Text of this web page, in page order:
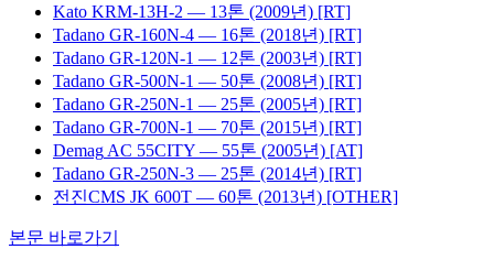
Kato KRM-13H-2 — 13톤 (2009년) [RT]
Tadano GR-160N-4 — 16톤 (2018년) [RT]
Tadano GR-120N-1 — 12톤 (2003년) [RT]
Tadano GR-500N-1 — 50톤 (2008년) [RT]
Tadano GR-250N-1 — 25톤 (2005년) [RT]
Tadano GR-700N-1 — 70톤 (2015년) [RT]
Demag AC 55CITY — 55톤 (2005년) [AT]
Tadano GR-250N-3 — 25톤 (2014년) [RT]
전진CMS JK 600T — 60톤 (2013년) [OTHER]
본문 바로가기